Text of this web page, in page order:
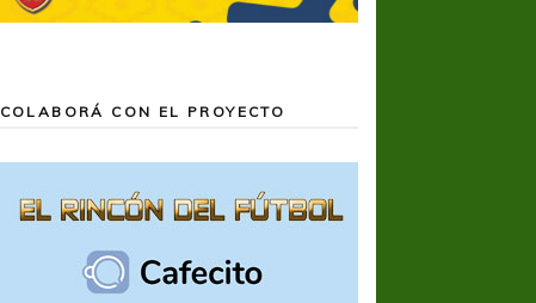
COLABORÁ CON EL PROYECTO